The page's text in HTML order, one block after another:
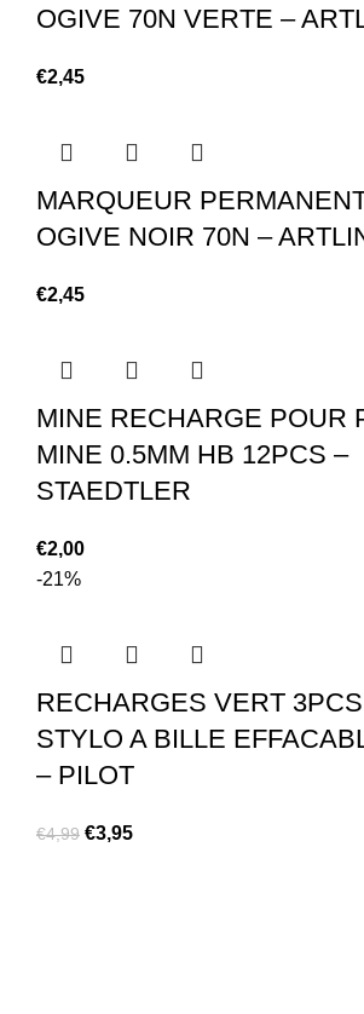
OGIVE 70N VERTE –
€2,45
MARQUEUR
OGIVE NOIR 70N –
€2,45
MINE RECHARGE POUR
MINE 0.5MM HB 12PCS –
STAEDTLER
€2,00
-21%
RECHARGES VERT
STYLO A BILLE
– PILOT
€4,99 €3,95